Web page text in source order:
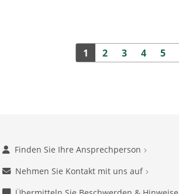
1 2 3 4 5
Finden Sie Ihre Ansprechperson
Nehmen Sie Kontakt mit uns auf